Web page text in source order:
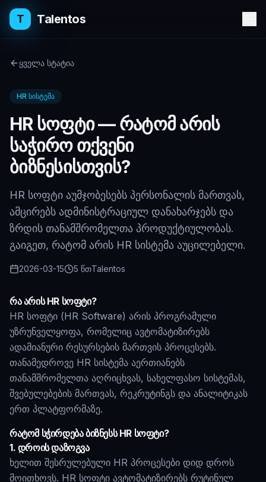
T Talentos
ყველა სტატია
HR სისტემა
HR სოფტი — რატომ არის
საჭირო თქვენი
ბიზნესისთვის?
HR სოფტი აუმჯობესებს პერსონალის მართვას,
ამცირებს ადმინისტრაციულ დანახარჯებს და
ზრდის თანამშრომელთა პროდუქტიულობას.
გაიგეთ, რატომ არის HR სისტემა აუცილებელი.
2026-03-15 5 წთTalentos
რა არის HR სოფტი?
HR სოფტი (HR Software) არის პროგრამული
უზრუნველყოფა, რომელიც ავტომატიზირებს
ადამიანური რესურსების მართვის პროცესებს.
თანამედროვე HR სისტემა აერთიანებს
თანამშრომელთა აღრიცხვას, სახელფასო სისტემას,
შვებულებების მართვას, რეკრუტინგს და ანალიტიკას
ერთ პლატფორმაზე.
რატომ სჭირდება ბიზნესს HR სოფტი?
1. დროის დაზოგვა
ხელით შესრულებული HR პროცესები დიდ დროს
მოითხოვს. HR სოფტი ავტომატიზირებს რუტინულ